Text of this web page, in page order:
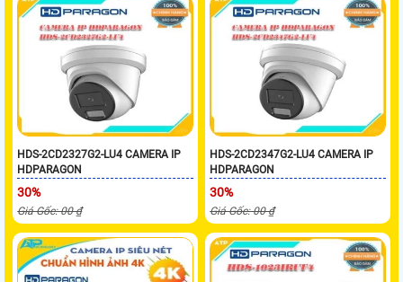
HDS-2CD2327G2-LU4 CAMERA IP
HDPARAGON
30%
Giá Gốc: 00 ₫
HDS-2CD2347G2-LU4 CAMERA IP
HDPARAGON
30%
Giá Gốc: 00 ₫